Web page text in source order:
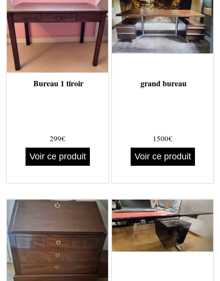
Bureau 1 tiroir
299€
Voir ce produit
grand bureau
1500€
Voir ce produit